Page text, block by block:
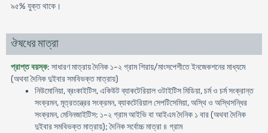
৯৫% যুক্ত থাকে।
ঔষধের মাত্রা
প্রাপ্ত বয়স্ক: সাধারণ মাত্রায় দৈনিক ১-২ গ্রাম শিরায়/মাংসপেশীতে ইনজেকশনের মাধ্যমে
(অথবা দৈনিক দুইবার সমবিভক্ত মাত্রায়)
নিউমোনিয়া, ব্রংকাইটিস, একিউট ব্যাকটেরিয়াল ওটাইটিস মিডিয়া, চর্ম ও চর্ম সংক্রান্ত
সংক্রমন, মূত্রতন্ত্রের সংক্রমন, ব্যাকটেরিয়াল সেপটিসেমিয়া, অস্থি ও অস্থিসন্ধির
সংক্রমন, মেনিনজাইটিস: ১-২ গ্রাম আইভি বা আইএম দৈনিক ১ বার (অথবা দৈনিক
দুইবার সমবিভক্ত মাত্রায়); দৈনিক সর্বোচ্চ মাত্রা ৪ গ্রাম